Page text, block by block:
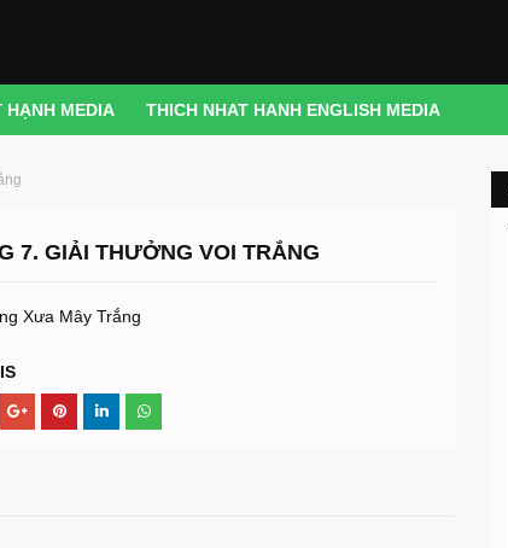
HẠNH MEDIA THICH NHAT HANH ENGLISH MEDIA
7. GIẢI THƯỞNG VOI TRẮNG
Xưa Mây Trắng